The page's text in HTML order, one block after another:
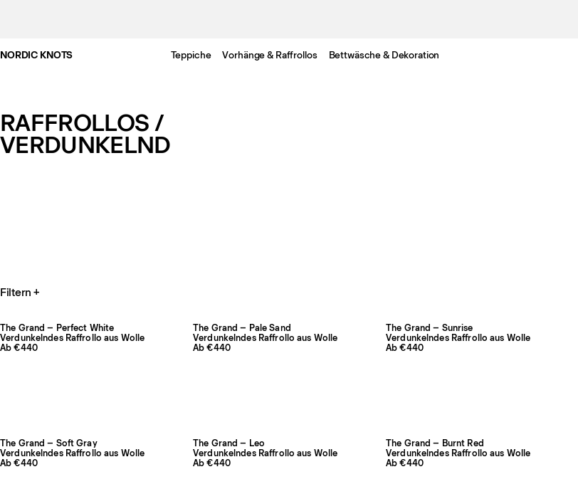
NORDIC KNOTS Teppiche Vorhänge & Raffrollos Bettwäsche & Dekoration
RAFFROLLOS /
VERDUNKELND
Filtern +
The Grand – Perfect White
Verdunkelndes Raffrollo aus Wolle
Ab €440
The Grand – Pale Sand
Verdunkelndes Raffrollo aus Wolle
Ab €440
The Grand – Sunrise
Verdunkelndes Raffrollo aus Wolle
Ab €440
The Grand – Soft Gray
Verdunkelndes Raffrollo aus Wolle
Ab €440
The Grand – Leo
Verdunkelndes Raffrollo aus Wolle
Ab €440
The Grand – Burnt Red
Verdunkelndes Raffrollo aus Wolle
Ab €440